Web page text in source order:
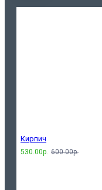
Кирпич
530.00р. 600.00р.